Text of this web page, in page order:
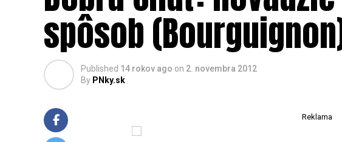
spôsob
Published 14 rokov ago on 2. novembra 2012
By PNky.sk
Reklama